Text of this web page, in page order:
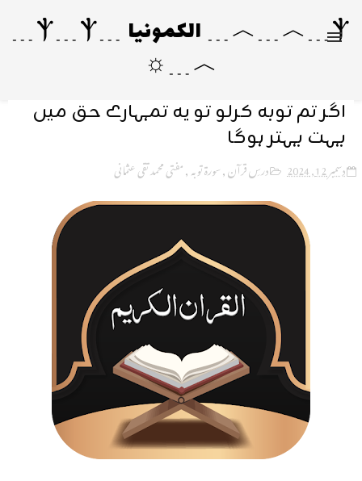
Ⲯ﹍︿﹍︿﹍ الکمونیا ﹍Ⲯ﹍Ⲯ﹍
︿﹍☼
اگر تم توبہ کرلو تو یہ تمہارے حق میں
بہت بہتر ہوگا
دسمبر 12, 2024 درسِ قرآن,سورۃ توبہ,مفتی محمد تقی عثمانی